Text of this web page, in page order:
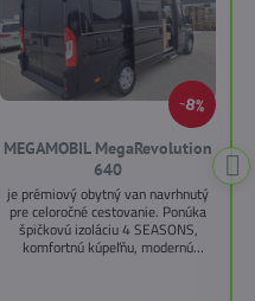
8%
MEGAMOBIL MegaRevolution
640
je prémiový obytný van navrhnutý
pre celoročné cestovanie. Ponúka
špičkovú izoláciu 4 SEASONS,
komfortnú kúpeľňu, modernú